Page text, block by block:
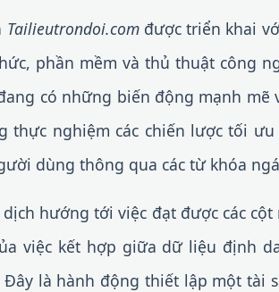
Tailieutrondoi.comđược triển khai
phần mềm và thủ thuật công
có những biến động mạnh
thực nghiệm các chiến lược tối
dùng thông qua các từ khóa
dịch hướng tới việc đạt được các
việc kết hợp giữa dữ liệu định
Đây là hành động thiết lập một tài